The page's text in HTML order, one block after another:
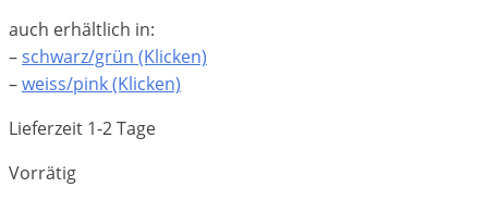
99,00 €67,00 €.
auch erhältlich in:
–schwarz/grün (Klicken)
–weiss/pink (Klicken)
Lieferzeit 1-2 Tage
Vorrätig